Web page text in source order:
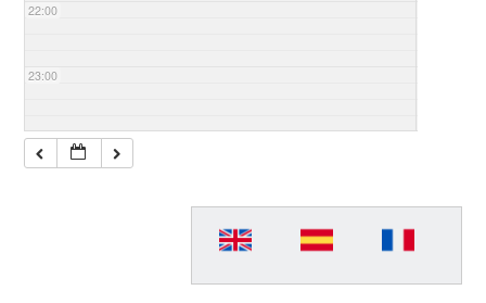
22:00
23:00